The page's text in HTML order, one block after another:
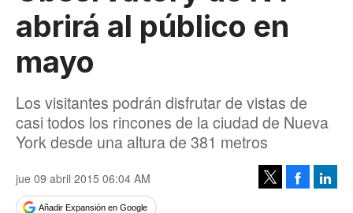
abrirá al público en
mayo
Los visitantes podrán disfrutar de vistas de
casi todos los rincones de la ciudad de Nueva
York desde una altura de 381 metros
jue 09 abril 2015 06:04 AM
Añadir Expansión en Google
Facebook